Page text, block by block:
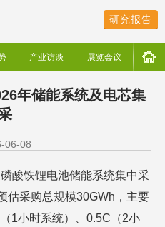
研究报告
产业访谈 展览会议
年储能系统及电芯集
06-08
酸铁锂电池储能系统集中采
估采购总规模30GWh，主要
1小时系统）、0.5C（2小